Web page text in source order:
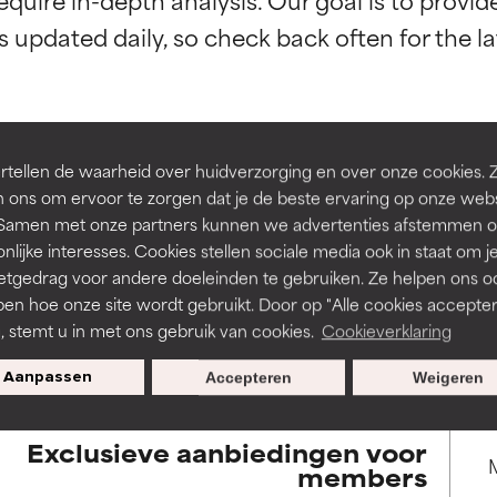
de waarheid over huidverzorging en over onze cookies.
ons om ervoor te zorgen dat je de beste ervaring op onze
met onze partners kunnen we advertenties afstemmen
interesses. Cookies stellen sociale media ook in staat om je
voor andere doeleinden te gebruiken. Ze helpen ons
hoe onze site wordt gebruikt. Door op "Alle cookies
stemt u in met ons gebruik van cookies. Cookieverklaring
Aanpassen Weigeren
Accepteren
BACK TO SEARCH
to assess ingredients in this dictionary. Regulations
door onafhankelijk onderzoek. Uitstekend actief
of huidproblemen.
irriterend maar kan esthetische, stabiliteits- of andere
is aanwezig. Het risico wordt vergroot als het gecombineerd
ingrediënten.
droogheid, enz. veroorzaken. Kan in sommige gevallen
het algemeen is bewezen dat het meer kwaad dan goed
door onafhankelijk onderzoek. Uitstekend actief
of huidproblemen.
irriterend maar kan esthetische, stabiliteits- of andere
is aanwezig. Het risico wordt vergroot als het gecombineerd
ingrediënten.
droogheid, enz. veroorzaken. Kan in sommige gevallen
het algemeen is bewezen dat het meer kwaad dan goed
Exclusieve aanbiedingen voor
members